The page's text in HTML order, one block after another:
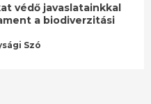
védő javaslatainkkal
a biodiverzitási
Szó